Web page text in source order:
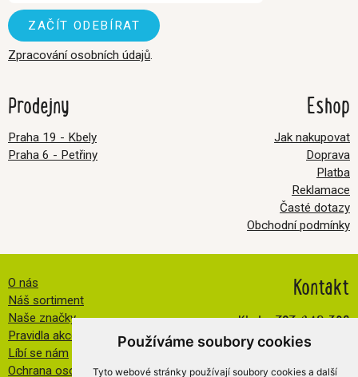
Používáme soubory cookies
Tyto webové stránky používají soubory cookies a další
Zpracování osobních údajů.
Prodejny
Praha 19 - Kbely
Praha 6 - Petřiny
Kontakt
Kbely:727 840 369
Petřiny:608 032 534
info@veselatkanicka.cz
Eshop
Jak nakupovat
Doprava
Platba
Reklamace
Časté dotazy
Obchodní podmínky
O nás
Náš sortiment
Naše značky
Pravidla akce FB
Líbí se nám
Ochrana osobních údajů